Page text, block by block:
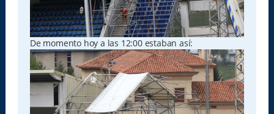
De momento hoy a las 12:00 estaban así: